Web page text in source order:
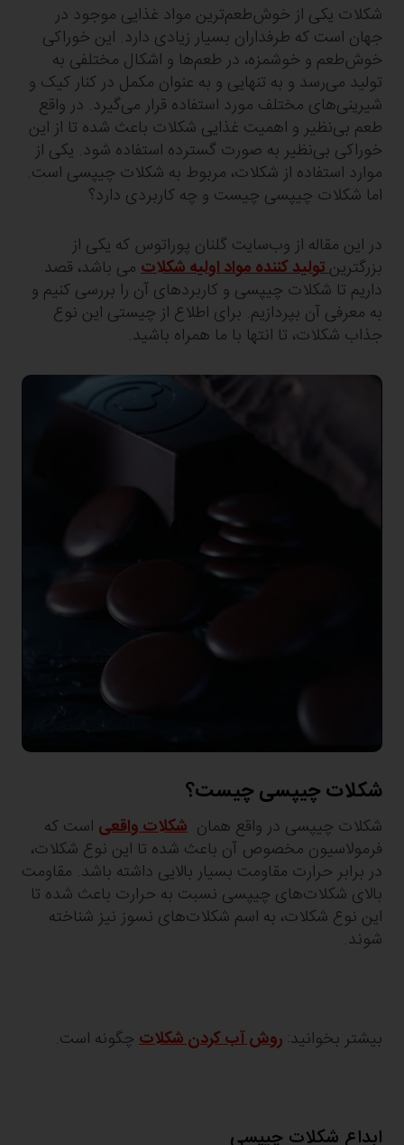
شکلات یکی از خوش‌طعم‌ترین مواد غذایی موجود در
جهان است که طرفداران بسیار زیادی دارد. این خوراکی
خوش‌طعم و خوشمزه، در طعم‌ها و اشکال مختلفی به
تولید می‌رسد و به تنهایی و به عنوان مکمل در کنار کیک و
شیرینی‌های مختلف مورد استفاده قرار می‌گیرد. در واقع
طعم بی‌نظیر و اهمیت غذایی شکلات باعث شده تا از این
خوراکی بی‌نظیر به صورت گسترده استفاده شود. یکی از
موارد استفاده از شکلات، مربوط به شکلات چیپسی است.
اما شکلات چیپسی چیست و چه کاربردی دارد؟
در این مقاله از وب‌سایت گلنان پوراتوس که یکی از
بزرگترینتولید کننده مواد اولیه شکلات می باشد، قصد
داریم تا شکلات چیپسی و کاربردهای آن را بررسی کنیم و
به معرفی آن بپردازیم. برای اطلاع از چیستی این نوع
جذاب شکلات، تا انتها با ما همراه باشید.
شکلات چیپسی چیست؟
شکلات چیپسی در واقع همان شکلات واقعی است که
فرمولاسیون مخصوص آن باعث شده تا این نوع شکلات،
در برابر حرارت مقاومت بسیار بالایی داشته باشد. مقاومت
بالای شکلات‌های چیپسی نسبت به حرارت باعث شده تا
این نوع شکلات، به اسم شکلات‌های نسوز نیز شناخته
شوند.
بیشتر بخوانید: روش آب کردن شکلات چگونه است.
ابداع شکلات چیپسی